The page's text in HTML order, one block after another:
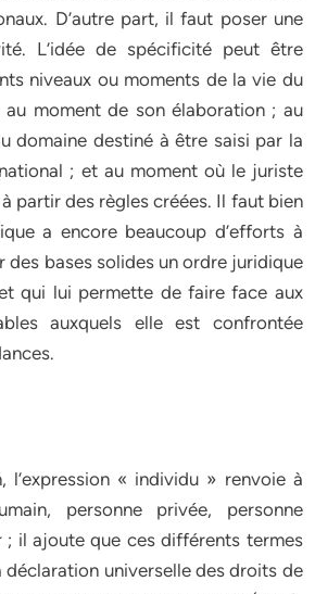
D’autre part, il faut poser une
L’idée de spécificité peut être
niveaux ou moments de la vie du
moment de son élaboration ; au
domaine destiné à être saisi par la
; et au moment où le juriste
partir des règles créées. Il faut bien
a encore beaucoup d’efforts à
des bases solides un ordre juridique
qui lui permette de faire face aux
auxquels elle est confrontée
l’expression « individu » renvoie à
personne privée, personne
; il ajoute que ces différents termes
déclaration universelle des droits de